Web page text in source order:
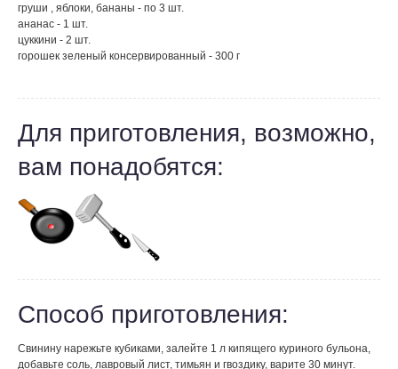
груши , яблоки, бананы - по 3 шт.
ананас - 1 шт.
цуккини - 2 шт.
горошек зеленый консервированный - 300 г
Для приготовления, возможно,
вам понадобятся:
Способ приготовления:
Свинину нарежьте кубиками, залейте 1 л кипящего куриного бульона,
добавьте соль, лавровый лист, тимьян и гвоздику, варите 30 минут.